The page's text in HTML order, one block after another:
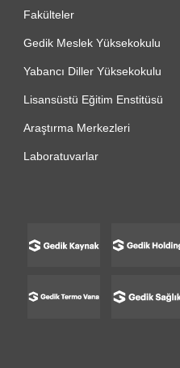
Fakülteler
Gedik Meslek Yüksekokulu
Yabancı Diller Yüksekokulu
Lisansüstü Eğitim Enstitüsü
Araştırma Merkezleri
Laboratuvarlar